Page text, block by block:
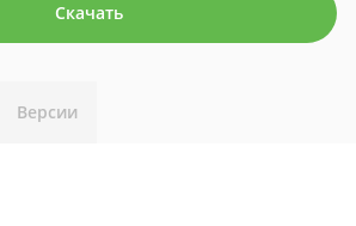
Скачать
Версии